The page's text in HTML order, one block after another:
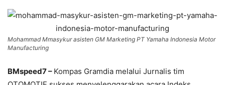
Mohammad Mmasykur asisten GM Marketing PT Yamaha Indonesia Motor
Manufacturing
BMspeed7 – Kompas Gramdia melalui Jurnalis tim